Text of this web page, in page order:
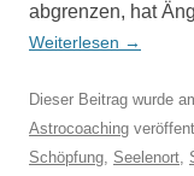
abgrenzen, hat
Weiterlesen →
Dieser Beitrag wurde
Astrocoaching
Schöpfung, Seelenort,